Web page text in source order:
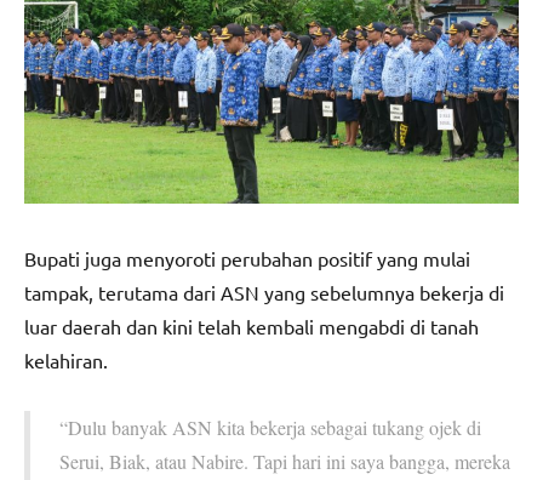
Bupati juga menyoroti perubahan positif yang mulai
tampak, terutama dari ASN yang sebelumnya bekerja di
luar daerah dan kini telah kembali mengabdi di tanah
kelahiran.
“Dulu banyak ASN kita bekerja sebagai tukang ojek di
Serui, Biak, atau Nabire. Tapi hari ini saya bangga, mereka